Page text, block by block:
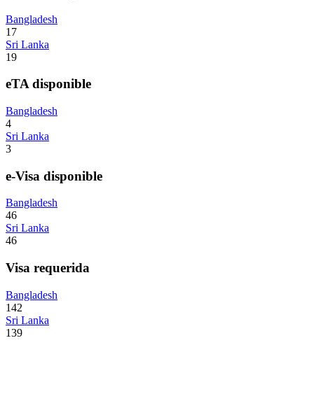
Bangladesh
17
Sri Lanka
19
eTA disponible
Bangladesh
4
Sri Lanka
3
e-Visa disponible
Bangladesh
46
Sri Lanka
46
Visa requerida
Bangladesh
142
Sri Lanka
139